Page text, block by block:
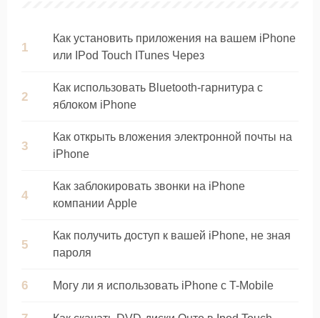
Как установить приложения на вашем iPhone
или IPod Touch ITunes Через
Как использовать Bluetooth-гарнитура с
яблоком iPhone
Как открыть вложения электронной почты на
iPhone
Как заблокировать звонки на iPhone
компании Apple
Как получить доступ к вашей iPhone, не зная
пароля
Могу ли я использовать iPhone с T-Mobile